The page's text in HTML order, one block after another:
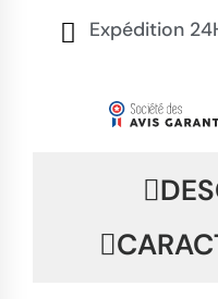
Expédition